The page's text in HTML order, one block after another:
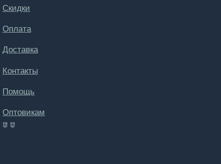
Скидки
Оплата
Доставка
Контакты
Помощь
Оптовикам